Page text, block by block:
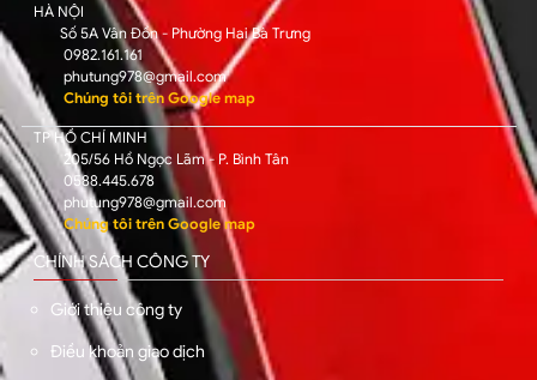
HÀ NỘI
Số 5A Vân Đồn - Phường Hai Bà Trưng
0982.161.161
phutung978@gmail.com
Chúng tôi trên Google map
TP HỒ CHÍ MINH
205/56 Hồ Ngọc Lãm - P. Bình Tân
0588.445.678
phutung978@gmail.com
Chúng tôi trên Google map
CHÍNH SÁCH CÔNG TY
Giới thiệu công ty
Điều khoản giao dịch